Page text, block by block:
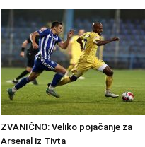
ZVANIČNO: Veliko pojačanje za
Arsenal iz Tivta